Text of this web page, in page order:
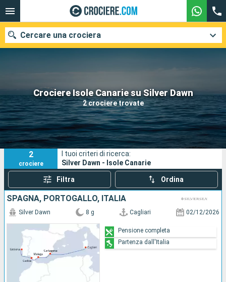
Crociere Isole Canarie su Silver Dawn
2 crociere trovate
Cercare una crociera
Le nostre destinazioni
Mesi di partenza
Porti Compagnie
Ricerca
2
crociere
I tuoi criteri di ricerca:
Silver Dawn - Isole Canarie
Filtra Ordina
SPAGNA, PORTOGALLO, ITALIA
Silver Dawn 8 g Cagliari 02/12/2026
Pensione completa
Partenza dall'Italia